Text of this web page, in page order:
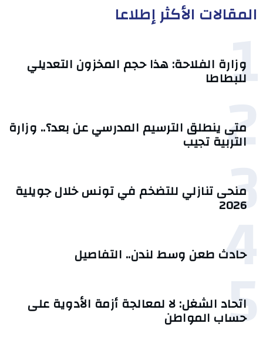
المقالات الأكثر إطلاعا
1
وزارة الفلاحة: هذا حجم المخزون التعديلي
للبطاطا
2
متى ينطلق الترسيم المدرسي عن بعد؟.. وزارة
التربية تجيب
3 منحى تنازلي ‎للتضخم في تونس خلال جويلية
2026‎
4
حادث طعن وسط لندن.. التفاصيل
5
اتحاد الشغل: لا لمعالجة أزمة الأدوية على
حساب المواطن